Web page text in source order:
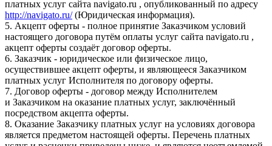
платных услуг сайта navigato.ru , опубликованный по адресу
http://navigato.ru/(Юридическая информация).
5. Акцепт оферты - полное принятие Заказчиком условий
настоящего договора путём оплаты услуг сайта navigato.ru ,
акцепт оферты создаёт договор оферты.
6. Заказчик - юридическое или физическое лицо,
осуществившее акцепт оферты, и являющееся Заказчиком
платных услуг Исполнителя по договору оферты.
7. Договор оферты - договор между Исполнителем
и Заказчиком на оказание платных услуг, заключённый
посредством акцепта оферты.
8. Оказание Заказчику платных услуг на условиях договора
является предметом настоящей оферты. Перечень платных